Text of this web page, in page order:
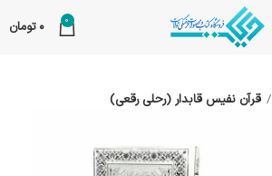
0
0 تومان
قرآن نفیس قابدار (رحلی رقعی)